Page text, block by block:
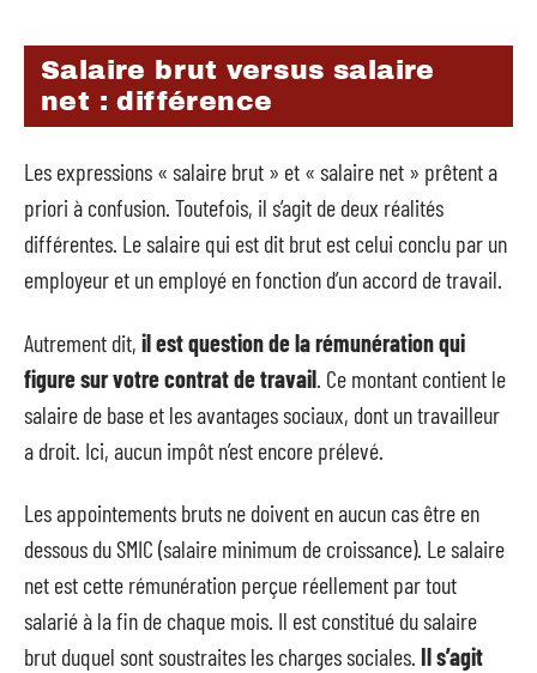
Salaire brut versus salaire
net : différence
Les expressions « salaire brut » et « salaire net » prêtent a
priori à confusion. Toutefois, il s’agit de deux réalités
différentes. Le salaire qui est dit brut est celui conclu par un
employeur et un employé en fonction d’un accord de travail.
Autrement dit, il est question de la rémunération qui
figure sur votre contrat de travail. Ce montant contient le
salaire de base et les avantages sociaux, dont un travailleur
a droit. Ici, aucun impôt n’est encore prélevé.
Les appointements bruts ne doivent en aucun cas être en
dessous du SMIC (salaire minimum de croissance). Le salaire
net est cette rémunération perçue réellement par tout
salarié à la fin de chaque mois. Il est constitué du salaire
brut duquel sont soustraites les charges sociales. Il s’agit